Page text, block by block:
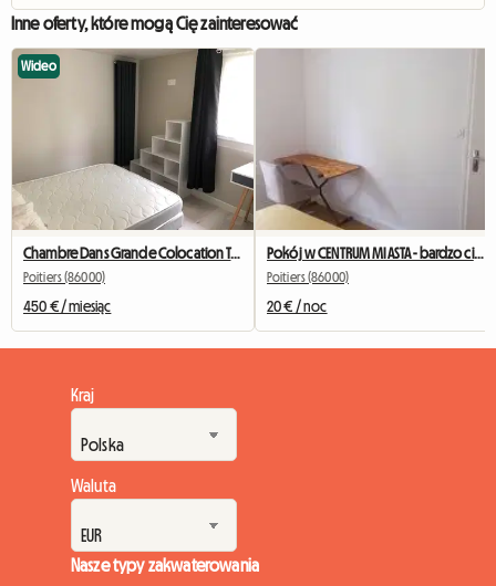
Inne oferty, które mogą Cię zainteresować
Wideo
Chambre Dans Grande Colocation Très Bien Située
Poitiers (86000)
450 € / miesiąc
Pokój w CENTRUM MIASTA - bardzo cicha okolica
Poitiers (86000)
20 € / noc
Kraj
Waluta
Nasze typy zakwaterowania